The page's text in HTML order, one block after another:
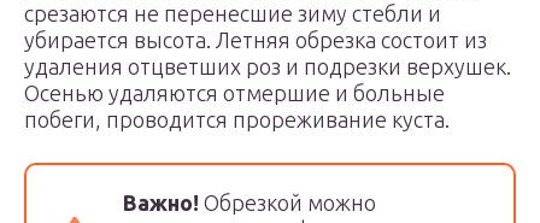
срезаются не перенесшие зиму стебли и
убирается высота. Летняя обрезка состоит из
удаления отцветших роз и подрезки верхушек.
Осенью удаляются отмершие и больные
побеги, проводится прореживание куста.
Важно! Обрезкой можно